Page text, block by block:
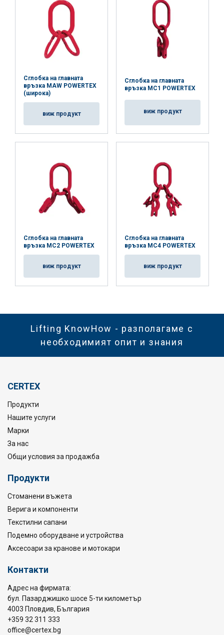
Сглобка на главната
връзка MAW POWERTEX
(широка)
виж продукт
Сглобка на главната
връзка MC1 POWERTEX
виж продукт
Сглобка на главната
връзка MC2 POWERTEX
виж продукт
Сглобка на главната
връзка MC4 POWERTEX
виж продукт
Lifting KnowHow - разполагаме с
необходимият опит и знания
CERTEX
Продукти
Нашите услуги
Марки
За нас
Общи условия за продажба
Продукти
Стоманени въжета
Верига и компоненти
Текстилни сапани
Подемно оборудване и устройства
Аксесоари за кранове и мотокари
Контакти
Адрес на фирмата:
бул. Пазарджишко шосе 5-ти километър
4003 Пловдив, България
+359 32 311 333
office@certex.bg